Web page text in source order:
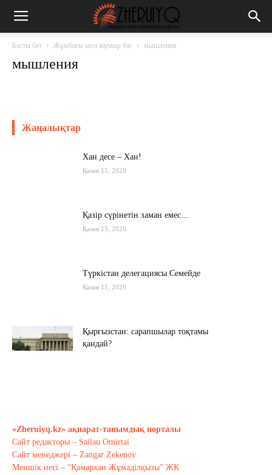
Басты бет Жұмбағы мол жұмыр бас мышления
мышления
Жаңалықтар
Хан десе – Хан!
Қазан 15, 2020
Қазір сүрінетін заман емес…
Қазан 15, 2020
Түркістан делегациясы Семейде
Қазан 11, 2020
Қырғызстан: сарапшылар тоқтамы
қандай?
Тағы оқу
«Zheruiyq.kz» ақпарат-танымдық порталы
Сайт редакторы – Sailau Omirtai
Сайт менеджері – Zangar Zekenov
Меншік иесі – “Қамархан Жұмаділқызы” ЖК